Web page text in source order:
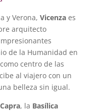
y Verona, Vicenzaes
arquitecto
de la Humanidad en
centro de las
al viajero con un
belleza sin igual.
, la Basílica